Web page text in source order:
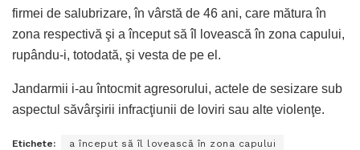
firmei de salubrizare, în vârstă de 46 ani, care mătura în
zona respectivă şi a început să îl lovească în zona capului,
rupându-i, totodată, şi vesta de pe el.
Jandarmii i-au întocmit agresorului, actele de sesizare sub
aspectul săvârşirii infracţiunii de loviri sau alte violenţe.
Etichete: a început să îl lovească în zona capului